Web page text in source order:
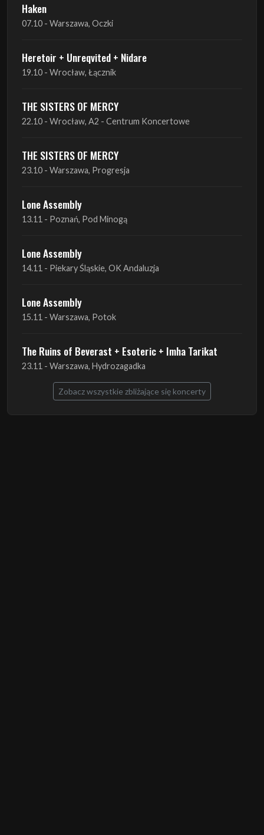
Haken
07.10 - Warszawa, Oczki
Heretoir + Unreqvited + Nidare
19.10 - Wrocław, Łącznik
THE SISTERS OF MERCY
22.10 - Wrocław, A2 - Centrum Koncertowe
THE SISTERS OF MERCY
23.10 - Warszawa, Progresja
Lone Assembly
13.11 - Poznań, Pod Minogą
Lone Assembly
14.11 - Piekary Śląskie, OK Andaluzja
Lone Assembly
15.11 - Warszawa, Potok
The Ruins of Beverast + Esoteric + Imha Tarikat
23.11 - Warszawa, Hydrozagadka
Zobacz wszystkie zbliżające się koncerty